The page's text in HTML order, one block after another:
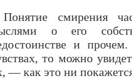
Понятие смирения
о его
и
то можно
— как это ни